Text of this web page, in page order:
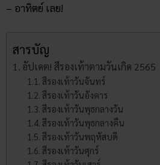
– อาทิตย์ เลย!
สารบัญ
อัปเดต! สีรองเท้าตามวันเกิด 2565
สีรองเท้าวันจันทร์
สีรองเท้าวันอังคาร
สีรองเท้าวันพุธกลางวัน
สีรองเท้าวันพุธกลางคืน
สีรองเท้าวันพฤหัสบดี
สีรองเท้าวันศุกร์